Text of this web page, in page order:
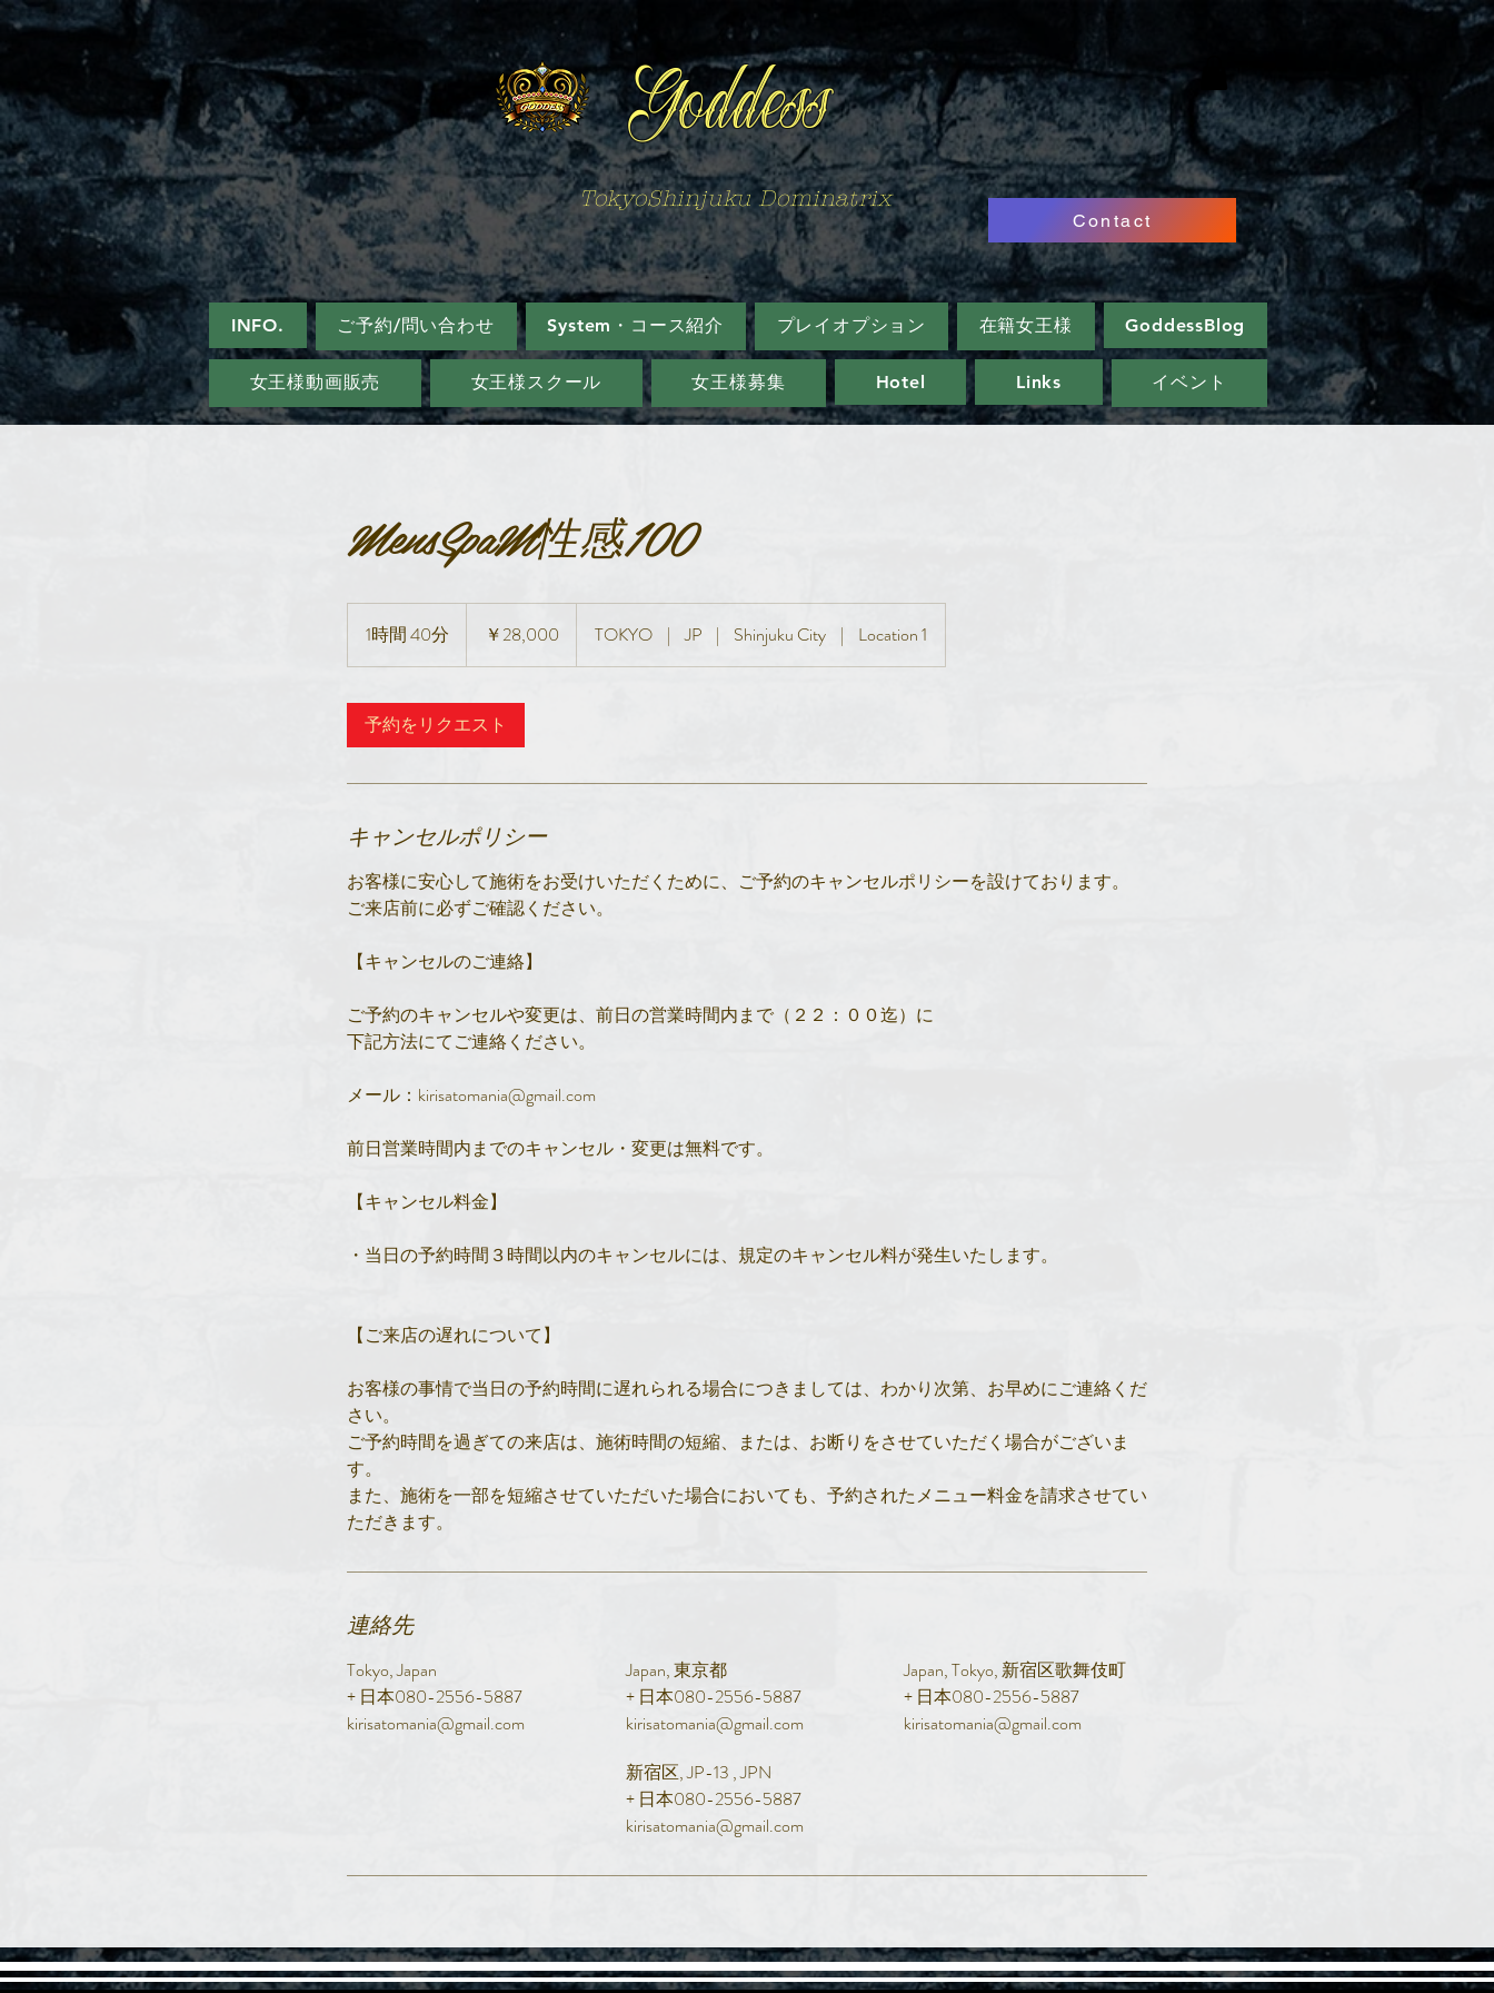
Goddess
TokyoShinjuku Dominatrix
Contact
INFO. ご予約/問い合わせ System・コース紹介 プレイオプション 在籍女王様 GoddessBlog
女王様動画販売 女王様スクール 女王様募集 Hotel Links イベント
MensSpaM性感100
1時間 40分
時
0
分
￥28,000 TOKYO | JP | Shinjuku City | Location 1
予約をリクエスト
キャンセルポリシー
お客様に安心して施術をお受けいただくために、ご予約のキャンセルポリシーを設けております。
ご来店前に必ずご確認ください。
【キャンセルのご連絡】
ご予約のキャンセルや変更は、前日の営業時間内まで（２２：００迄）に
下記方法にてご連絡ください。
メール：kirisatomania@gmail.com
前日営業時間内までのキャンセル・変更は無料です。
【キャンセル料金】
・当日の予約時間３時間以内のキャンセルには、規定のキャンセル料が発生いたします。
【ご来店の遅れについて】
お客様の事情で当日の予約時間に遅れられる場合につきましては、わかり次第、お早めにご連絡くだ
さい。
ご予約時間を過ぎての来店は、施術時間の短縮、または、お断りをさせていただく場合がございま
す。
また、施術を一部を短縮させていただいた場合においても、予約されたメニュー料金を請求させてい
ただきます。
連絡先
Tokyo, Japan
+ 日本080-2556-5887
kirisatomania@gmail.com
Japan, 東京都
+ 日本080-2556-5887
kirisatomania@gmail.com
Japan, Tokyo, 新宿区歌舞伎町
+ 日本080-2556-5887
kirisatomania@gmail.com
新宿区, JP-13 , JPN
+ 日本080-2556-5887
kirisatomania@gmail.com